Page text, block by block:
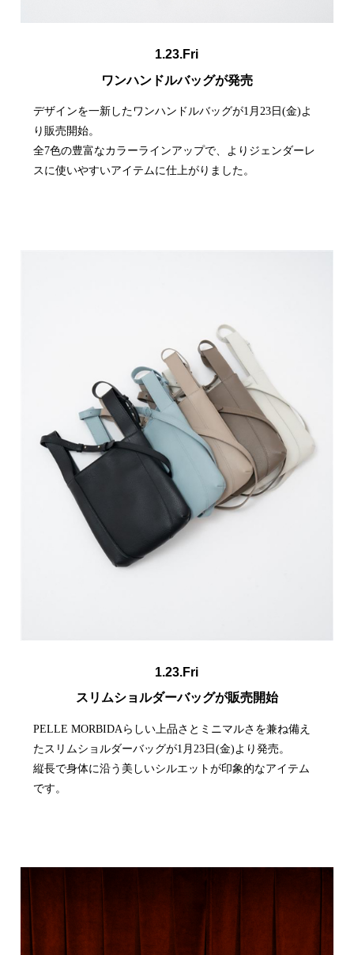
1.23.Fri
ワンハンドルバッグが発売
デザインを一新したワンハンドルバッグが1月23日(金)よ
り販売開始。
全7色の豊富なカラーラインアップで、よりジェンダーレ
スに使いやすいアイテムに仕上がりました。
1.23.Fri
スリムショルダーバッグが販売開始
PELLE MORBIDAらしい上品さとミニマルさを兼ね備え
たスリムショルダーバッグが1月23日(金)より発売。
縦長で身体に沿う美しいシルエットが印象的なアイテム
です。